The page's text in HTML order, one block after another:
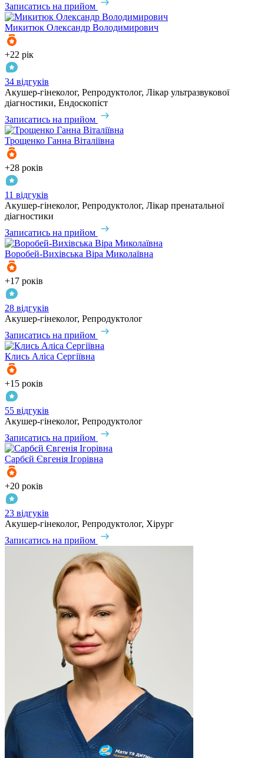
Записатись на прийом
Микитюк Олександр Володимирович
+22 рік
34 відгуків
Акушер-гінеколог, Репродуктолог, Лікар ультразвукової
діагностики, Ендоскопіст
Записатись на прийом
Трощенко Ганна Віталіївна
+28 років
11 відгуків
Акушер-гінеколог, Репродуктолог, Лікар пренатальної
діагностики
Записатись на прийом
Воробей-Вихівська Віра Миколаївна
+17 років
28 відгуків
Акушер-гінеколог, Репродуктолог
Записатись на прийом
Клись Аліса Сергіївна
+15 років
55 відгуків
Акушер-гінеколог, Репродуктолог
Записатись на прийом
Сарбєй Євгенія Ігорівна
+20 років
23 відгуків
Акушер-гінеколог, Репродуктолог, Хірург
Записатись на прийом